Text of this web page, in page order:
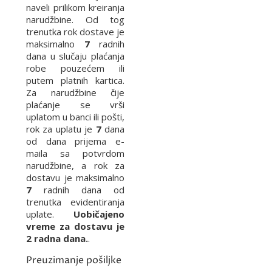
naveli prilikom kreiranja
narudžbine. Od tog
trenutka rok dostave je
maksimalno 7radnih
dana u slučaju plaćanja
robe pouzećem ili
putem platnih kartica.
Za narudžbine čije
plaćanje se vrši
uplatom u banci ili pošti,
rok za uplatu je 7dana
od dana prijema e-
maila sa potvrdom
narudžbine, a rok za
dostavu je maksimalno
7 radnih dana od
trenutka evidentiranja
uplate. Uobičajeno
vreme za dostavu je
2 radna dana..
Preuzimanje pošiljke